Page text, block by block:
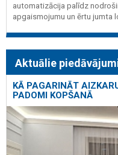
automatizācija palīdz
apgaismojumu un ērtu jumta
Aktuālie
KĀ PAGARINĀT
PADOMI KOPŠANĀ